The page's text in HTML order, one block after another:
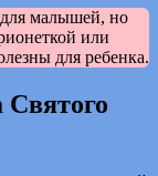
малышей, но
или
для ребенка.